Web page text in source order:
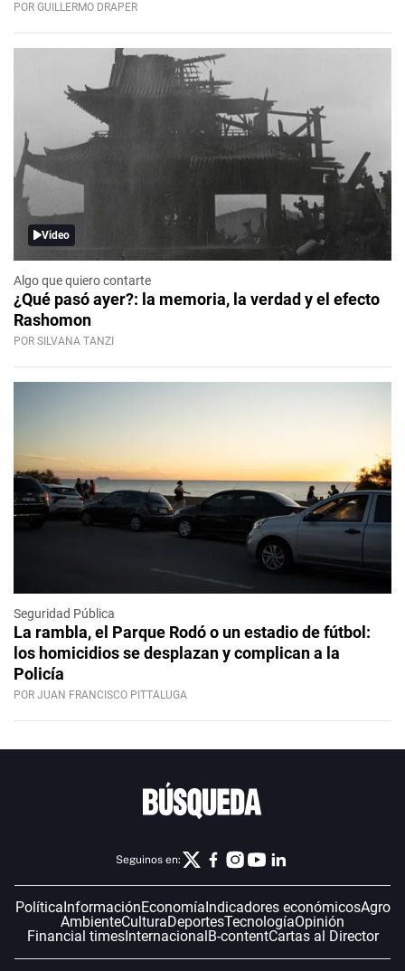
POR GUILLERMO DRAPER
Video
Algo que quiero contarte
¿Qué pasó ayer?: la memoria, la verdad y el efecto
Rashomon
POR SILVANA TANZI
Seguridad Pública
La rambla, el Parque Rodó o un estadio de fútbol:
los homicidios se desplazan y complican a la
Policía
POR JUAN FRANCISCO PITTALUGA
Seguinos en:
Política InformaciónEconomía Indicadores económicosAgro
AmbienteCulturaDeportesTecnologíaOpinión
Financial timesInternacional B-contentCartas al Director